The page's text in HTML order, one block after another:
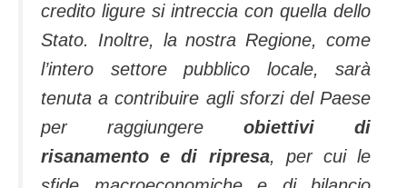
credito ligure si intreccia con quella dello
Stato. Inoltre, la nostra Regione, come
l’intero settore pubblico locale, sarà
tenuta a contribuire agli sforzi del Paese
per raggiungere obiettivi di
risanamento e di ripresa, per cui le